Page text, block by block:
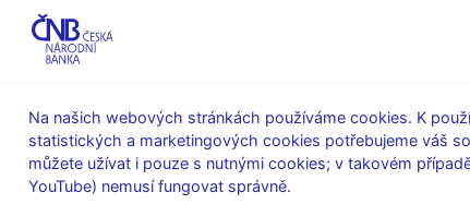
O ČNB
Měnová
politika
Finanční
Na našich webových stránkách používáme cookies. K
statistických a marketingových cookies potřebujeme váš
můžete užívat i pouze s nutnými cookies; v takovém
YouTube) nemusí fungovat správně.